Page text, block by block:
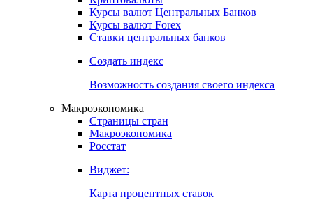
Курсы валют Центральных Банков
Курсы валют Forex
Ставки центральных банков
Создать индекс
Возможность создания своего индекса
Макроэкономика
Страницы стран
Макроэкономика
Росстат
Виджет:
Карта процентных ставок